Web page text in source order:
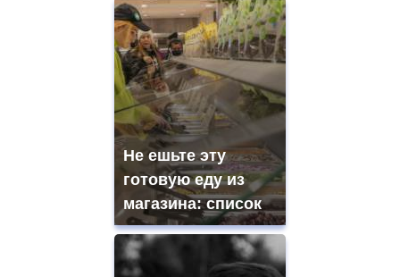
Не ешьте эту
готовую еду из
магазина: список